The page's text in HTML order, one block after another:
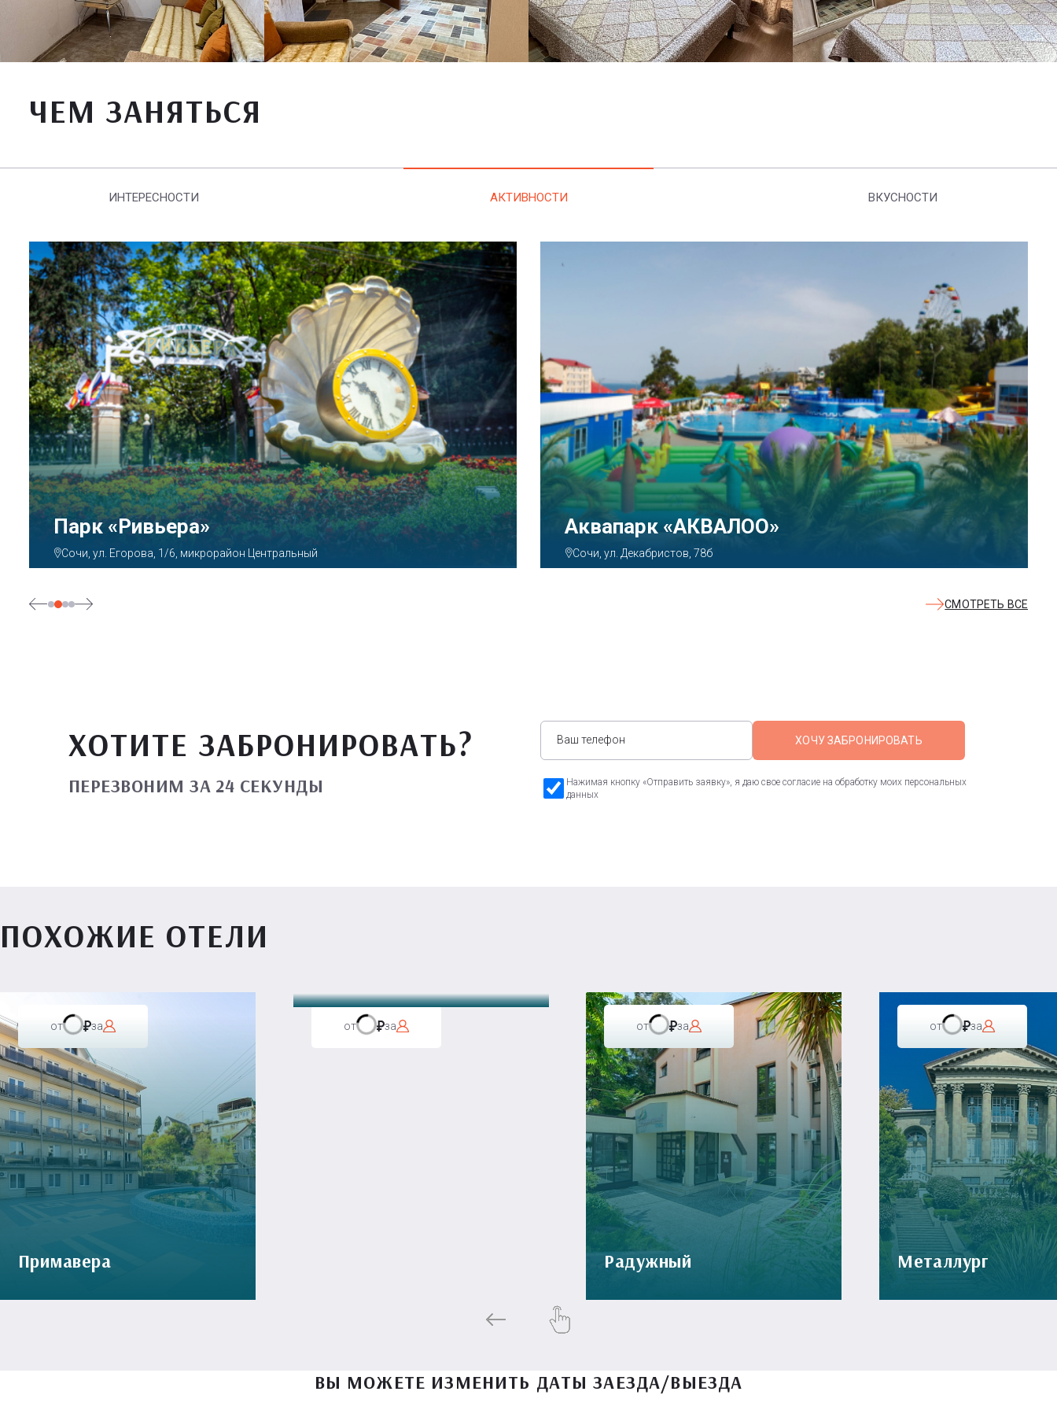
ЧЕМ ЗАНЯТЬСЯ
ИНТЕРЕСНОСТИ АКТИВНОСТИ ВКУСНОСТИ
Аквапарк «АКВАЛОО»
Сочи, ул. Декабристов, 78б
Тематический парк развлечений «Сочи
Парк»
СМОТРЕТЬ ВСЕ
ХОТИТЕ ЗАБРОНИРОВАТЬ?
ПЕРЕЗВОНИМ ЗА 24 СЕКУНДЫ
ХОЧУ ЗАБРОНИРОВАТЬ
Нажимая кнопку «Отправить заявку», я даю свое согласие на обработку моих персональных
данных
ПОХОЖИЕ ОТЕЛИ
от за
Примавера
от за от за
Радужный
от за
Металлург
ВЫ МОЖЕТЕ ИЗМЕНИТЬ ДАТЫ ЗАЕЗДА/ВЫЕЗДА